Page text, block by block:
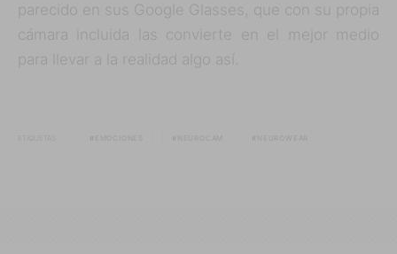
parecido en sus Google Glasses, que con su propia
cámara incluida las convierte en el mejor medio
para llevar a la realidad algo así.
EMOCIONES NEUROCAM NEUROWEAR